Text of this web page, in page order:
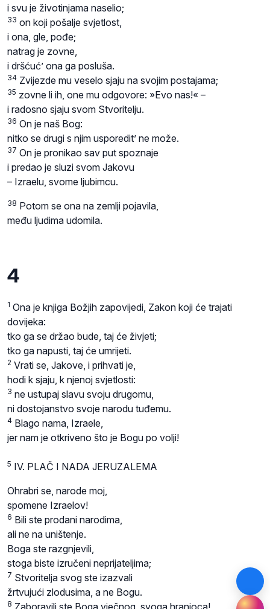
i svu je životinjama naselio;
33 on koji pošalje svjetlost,
i ona, gle, pođe;
natrag je zovne,
i dršćuć’ ona ga posluša.
34 Zvijezde mu veselo sjaju na svojim postajama;
35 zovne li ih, one mu odgovore: »Evo nas!« –
i radosno sjaju svom Stvoritelju.
36 On je naš Bog:
nitko se drugi s njim usporedit’ ne može.
37 On je pronikao sav put spoznaje
i predao je sluzi svom Jakovu
– Izraelu, svome ljubimcu.
38 Potom se ona na zemlji pojavila,
među ljudima udomila.
4
1 Ona je knjiga Božjih zapovijedi, Zakon koji će trajati
dovijeka:
tko ga se držao bude, taj će živjeti;
tko ga napusti, taj će umrijeti.
2 Vrati se, Jakove, i prihvati je,
hodi k sjaju, k njenoj svjetlosti:
3 ne ustupaj slavu svoju drugomu,
ni dostojanstvo svoje narodu tuđemu.
4 Blago nama, Izraele,
jer nam je otkriveno što je Bogu po volji!
5 IV. PLAČ I NADA JERUZALEMA
Ohrabri se, narode moj,
spomene Izraelov!
6 Bili ste prodani narodima,
ali ne na uništenje.
Boga ste razgnjevili,
stoga biste izručeni neprijateljima;
7 Stvoritelja svog ste izazvali
žrtvujući zlodusima, a ne Bogu.
8 Zaboravili ste Boga vječnog, svoga hranioca!